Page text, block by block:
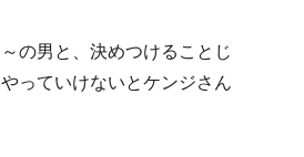
の男と、決めつけることじ
っていけないとケンジさん